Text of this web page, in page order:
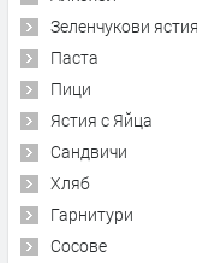
Зеленчукови ястия
Паста
Пици
Ястия с Яйца
Сандвичи
Хляб
Гарнитури
Сосове